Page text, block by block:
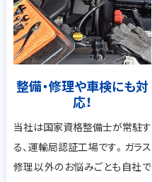
整備・修理や車検にも対
応！
当社は国家資格整備士が常駐す
る、運輸局認証工場です。ガラス
修理以外のお悩みごとも自社で